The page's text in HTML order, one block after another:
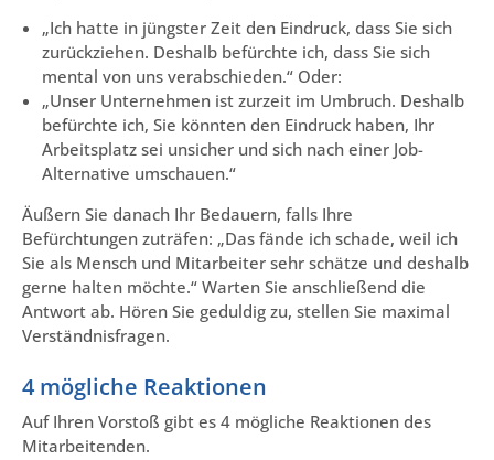
„Ich hatte in jüngster Zeit den Eindruck, dass Sie sich
zurückziehen. Deshalb befürchte ich, dass Sie sich
mental von uns verabschieden.“ Oder:
„Unser Unternehmen ist zurzeit im Umbruch. Deshalb
befürchte ich, Sie könnten den Eindruck haben, Ihr
Arbeitsplatz sei unsicher und sich nach einer Job-
Alternative umschauen.“
Äußern Sie danach Ihr Bedauern, falls Ihre
Befürchtungen zuträfen: „Das fände ich schade, weil ich
Sie als Mensch und Mitarbeiter sehr schätze und deshalb
gerne halten möchte.“ Warten Sie anschließend die
Antwort ab. Hören Sie geduldig zu, stellen Sie maximal
Verständnisfragen.
4 mögliche Reaktionen
Auf Ihren Vorstoß gibt es 4 mögliche Reaktionen des
Mitarbeitenden.